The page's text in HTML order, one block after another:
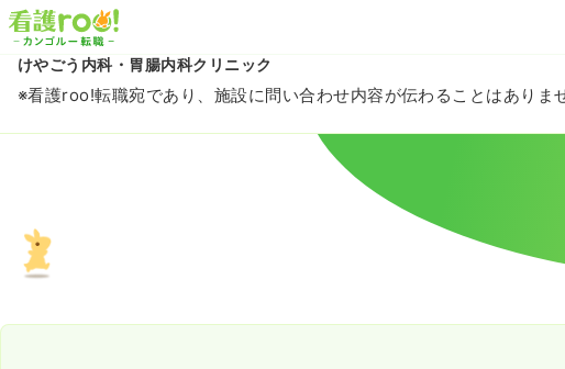
けやごう内科・胃腸内科クリニック
※看護roo!転職宛であり、施設に問い合わせ内容が伝わることはありま